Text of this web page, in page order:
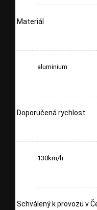
Materiál
aluminium
Doporučená rychlost
130km/h
Schválený k provozu v